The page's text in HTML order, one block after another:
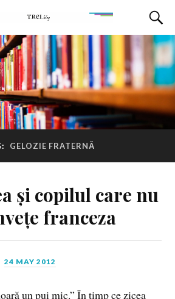
GELOZIE FRATERNĂ
și copilul care nu
franceza
24 MAY 2012
un pui mic.” În timp ce zicea